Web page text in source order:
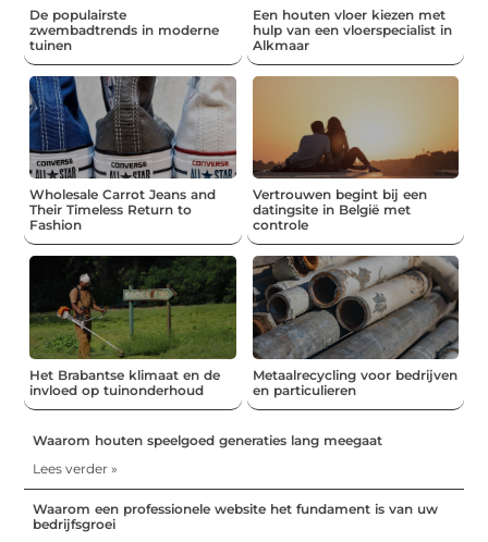
De populairste
zwembadtrends in moderne
tuinen
Een houten vloer kiezen met
hulp van een vloerspecialist in
Alkmaar
Wholesale Carrot Jeans and
Their Timeless Return to
Fashion
Vertrouwen begint bij een
datingsite in België met
controle
Het Brabantse klimaat en de
invloed op tuinonderhoud
Metaalrecycling voor bedrijven
en particulieren
Waarom houten speelgoed generaties lang meegaat
Lees verder »
Waarom een professionele website het fundament is van uw
bedrijfsgroei